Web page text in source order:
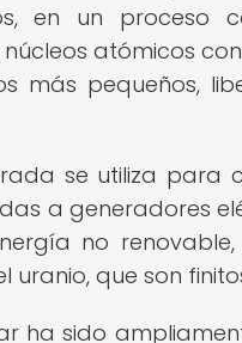
en un proceso
atómicos
más pequeños,
se utiliza
a generadores
no
uranio, que son
ha sido